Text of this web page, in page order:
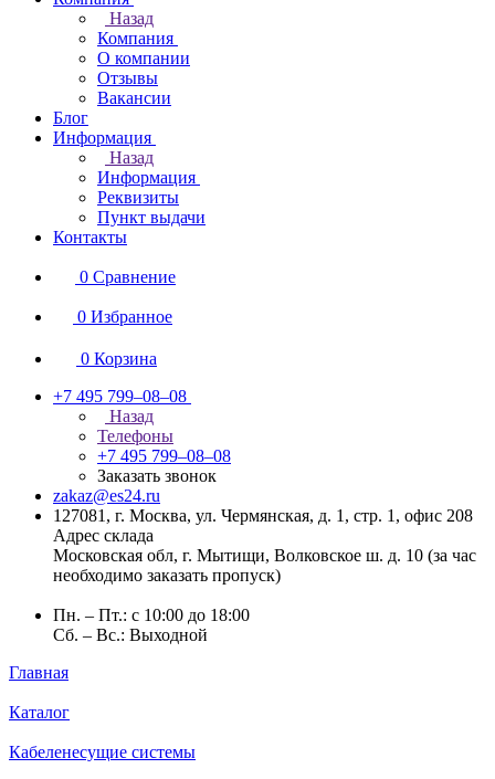
Назад
Компания
О компании
Отзывы
Вакансии
Блог
Информация
Назад
Информация
Реквизиты
Пункт выдачи
Контакты
0 Сравнение
0 Избранное
0 Корзина
+7 495 799–08–08
Назад
Телефоны
+7 495 799–08–08
Заказать звонок
zakaz@es24.ru
127081, г. Москва, ул. Чермянская, д. 1, стр. 1, офис 208
Адрес склада
Московская обл, г. Мытищи, Волковское ш. д. 10 (за час
необходимо заказать пропуск)
Пн. – Пт.: с 10:00 до 18:00
Сб. – Вс.: Выходной
Главная
Каталог
Кабеленесущие системы